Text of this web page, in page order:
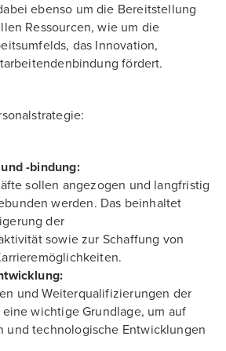
ebenso um die Bereitstellung
Ressourcen, wie um die
das Innovation,
fördert.
-bindung:
sollen angezogen und langfristig
werden. Das beinhaltet
der
sowie zur Schaffung von
und Weiterqualifizierungen der
wichtige Grundlage, um auf
und technologische Entwicklungen